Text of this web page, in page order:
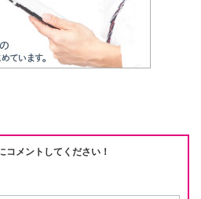
コメントしてください！